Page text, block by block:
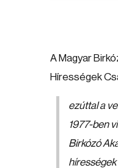
A Magyar
Hírességek
ezúttal a
1977-ben
Birkózó